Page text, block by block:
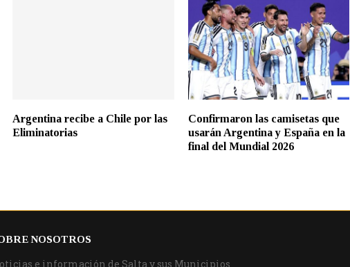
Argentina recibe a Chile por las
Eliminatorias
Confirmaron las camisetas que
usarán Argentina y España en la
final del Mundial 2026
NOSOTROS
e información de Salta y sus Municipios